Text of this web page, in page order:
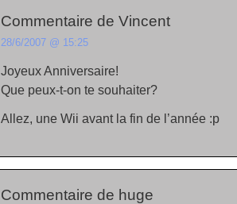
Commentaire de Vincent
28/6/2007 @ 15:25
Joyeux Anniversaire!
Que peux-t-on te souhaiter?
Allez, une Wii avant la fin de l’année :p
Commentaire de huge